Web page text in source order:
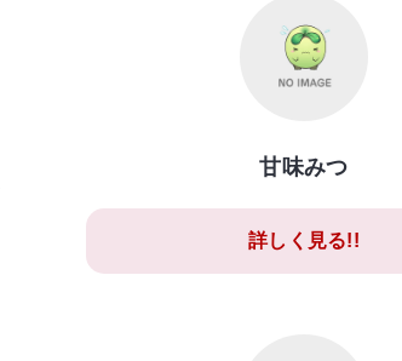
甘味みつ
詳しく見る!!